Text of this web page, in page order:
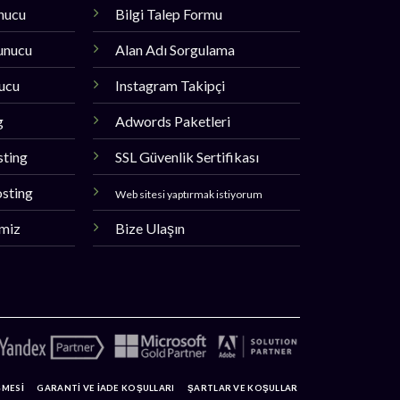
Bilgi Talep Formu
Alan Adı Sorgulama
Instagram Takipçi
Adwords Paketleri
SSL Güvenlik Sertifikası
Web sitesi yaptırmak istiyorum
Bize Ulaşın
GARANTİ VE İADE KOŞULLARI ŞARTLAR VE KOŞULLAR